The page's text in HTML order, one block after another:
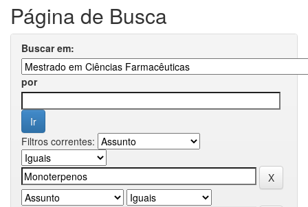
Página de Busca
Buscar em:
por
Filtros correntes: